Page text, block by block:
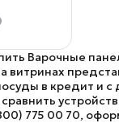
Варочные
витринах
в кредит и
775 00 70,